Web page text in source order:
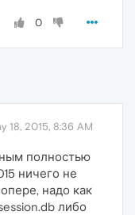
0
18, 2015, 8:36 AM
полностью
ничего не
надо как
либо